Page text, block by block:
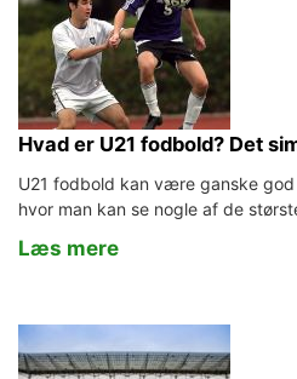
Hvad er U21 fodbold? Det
U21 fodbold kan være ganske
hvor man kan se nogle af de
Læs mere